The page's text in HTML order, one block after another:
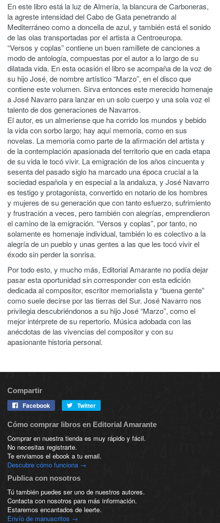
En este libro está la luz de Almería, la blancura de Carboneras,
la agreste intensidad del Cabo de Gata penetrando al
Mediterráneo como a doncella de azul, y también está el sonido
de las olas transportadas por el artista a Centroeuropa.
“Versos y coplas” contiene un buen ramillete de canciones a
modo de antología, compuestas por el autor a lo largo de su
dilatada vida. En esta ocasión el libro se acompaña de la voz de
su hijo José, de nombre artístico “Marzo”, en el disco que
contiene este volumen. Sirva entonces este merecido homenaje
a José Navarro para lanzar en un solo cuerpo y una sola voz el
talento de dos generaciones de Navarros.
El autor, es un almeriense que ha corrido los mundos y bebido
la vida con sorbo largo; hay aquí memoria, como en sus
novelas. La memoria como parte de la afirmación del artista y
de la contemplación apasionada del territorio que en cada etapa
de su vida le tocó vivir. La emigración de los años cincuenta y
sesenta del pasado siglo ha marcado una época crucial a la
sociedad española y en especial a la andaluza, y José Navarro
es testigo y protagonista, convertido en notario de los hombres
y mujeres de su generación que con tanto esfuerzo, sufrimiento
y frustración a veces, pero también con alegrías, emprendieron
el camino de la emigración. “Versos y coplas”, por tanto, no
solamente es homenaje individual, también lo es colectivo a la
alegría de un pueblo y unas gentes a las que les tocó vivir el
éxodo sin perder la sonrisa.
Por todo esto, y mucho más, Editorial Amarante no podía dejar
pasar esta oportunidad sin corresponder con esta edición
dedicada al compositor, escritor memorialista y “buena gente”
como suele decirse por las tierras del Sur. José Navarro nos
privilegia descubriéndonos a su hijo José “Marzo”, como el
mejor intérprete de su repertorio. Música adobada con las
anécdotas de las vivencias del compositor y con su
apasionante historia personal.
Compartir
Facebook Twitter
Cómo comprar libros en Editorial Amarante
Comprar en nuestra tienda es muy rápido y fácil.
No necesitas registrarte.
Te enviamos el ebook a tu email.
Descubre cómo funciona →
Publica con nosotros
Tú también puedes ser uno de nuestros autores.
Contacta con nosotros para más información.
Estaremos encantados de leerte.
Envío de manuscritos →